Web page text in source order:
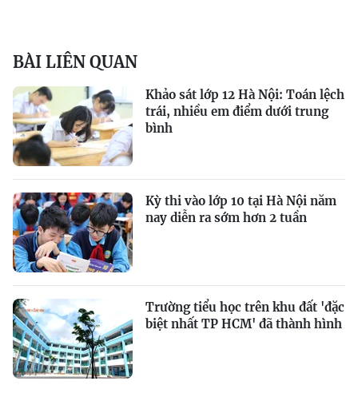
BÀI LIÊN QUAN
Khảo sát lớp 12 Hà Nội: Toán lệch
trái, nhiều em điểm dưới trung
bình
Kỳ thi vào lớp 10 tại Hà Nội năm
nay diễn ra sớm hơn 2 tuần
Trường tiểu học trên khu đất 'đặc
biệt nhất TP HCM' đã thành hình